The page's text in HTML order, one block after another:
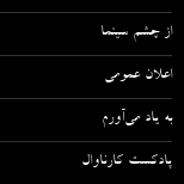
از چشم سینما
اعلان عمومی
به یاد می‌آورم
پادکست کارناوال